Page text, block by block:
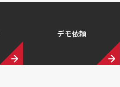
デモ依頼